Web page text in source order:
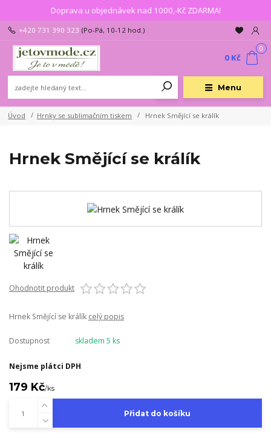
Doprava u objednávek nad 1000,-Kč ZDARMA!
Menu
+420 731 390 323 (Po-Pá, 10-12 hod.)
0
0 Kč
Úvod Hrnky se sublimačním tiskem Hrnek Smějící se králík
Hrnek Smějící se králík
Ohodnotit produkt
Hrnek Smějící se králík celý popis
Dostupnost skladem 5 ks
Nejsme plátci DPH
179 Kč/ks
Přidat do košíku